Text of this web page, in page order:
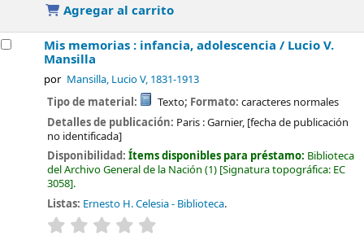
Agregar al carrito
Mis memorias : infancia, adolescencia / Lucio V.
Mansilla
por Mansilla, Lucio V, 1831-1913
Tipo de material: Texto; Formato: caracteres normales
Detalles de publicación: Paris :Garnier, [fecha de publicación
no identificada]
Disponibilidad:Ítems disponibles para préstamo: Biblioteca
del Archivo General de la Nación (1) Signatura topográfica: EC
3058 .
Listas: Ernesto H. Celesia - Biblioteca.
valoración